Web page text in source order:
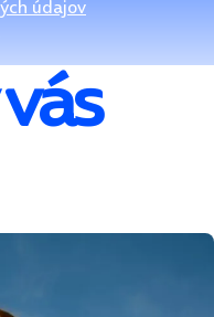
údajov